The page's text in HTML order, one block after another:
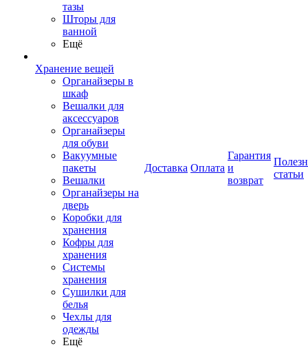
тазы
Шторы для
ванной
Ещё
Хранение вещей
Органайзеры в
шкаф
Вешалки для
аксессуаров
Органайзеры
для обуви
Вакуумные
пакеты
Вешалки
Органайзеры на
дверь
Коробки для
хранения
Кофры для
хранения
Системы
хранения
Сушилки для
белья
Чехлы для
одежды
Ещё
Доставка Оплата
Гарантия
и
возврат
статьи